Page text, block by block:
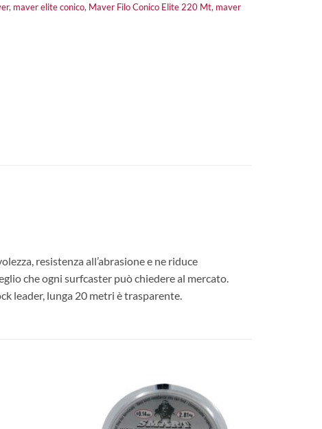
, maver elite conico, Maver Filo Conico Elite 220 Mt, maver
resistenza all’abrasione e ne riduce
che ogni surfcaster può chiedere al mercato.
leader, lunga 20 metri è trasparente.